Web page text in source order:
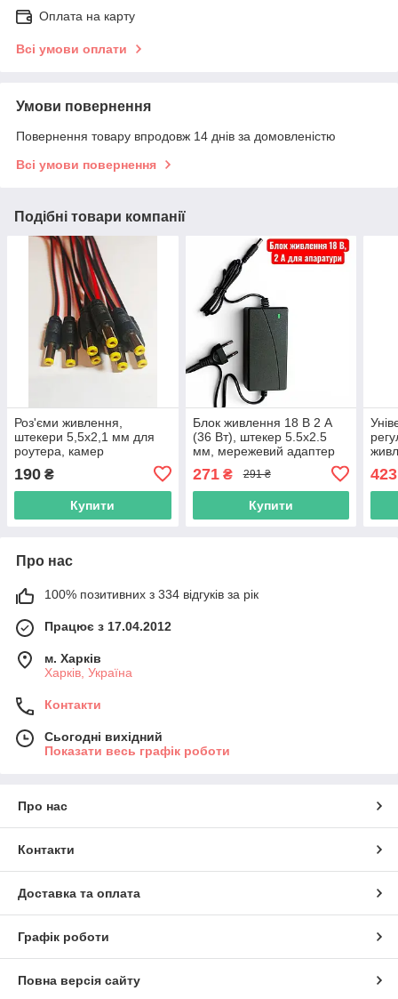
Оплата на карту
Всі умови оплати
Умови повернення
Повернення товару впродовж 14 днів за домовленістю
Всі умови повернення
Подібні товари компанії
Роз'єми живлення,
штекери 5,5x2,1 мм для
роутера, камер
дротом 20 см, комплект
10 шт.
190 ₴
Купити
Блок живлення 18 В 2 А
(36 Вт), штекер 5.5x2.5
мм, мережевий адаптер
постійного струму (DC) з
кабелем 220 В
271₴ 291 ₴
Купити
423
Про нас
100% позитивних з 334 відгуків за рік
Працює з 17.04.2012
м. Харків
Харків, Україна
Контакти
Сьогодні вихідний
Показати весь графік роботи
Про нас
Контакти
Доставка та оплата
Графік роботи
Повна версія сайту